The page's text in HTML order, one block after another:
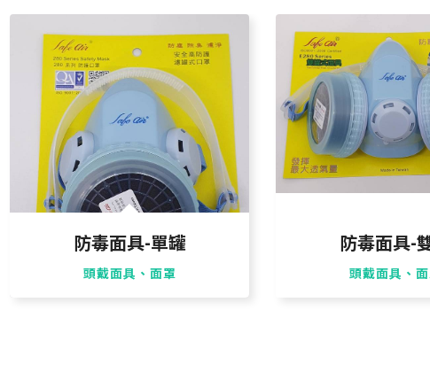
防毒面具-單罐
頭戴面具、面罩
防毒面具-雙罐
頭戴面具、面罩